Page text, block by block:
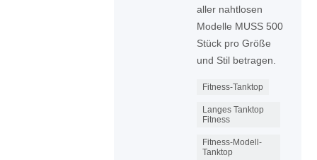
aller nahtlosen
Modelle MUSS 500
Stück pro Größe
und Stil betragen.
Fitness-Tanktop
Langes Tanktop
Fitness
Fitness-Modell-
Tanktop